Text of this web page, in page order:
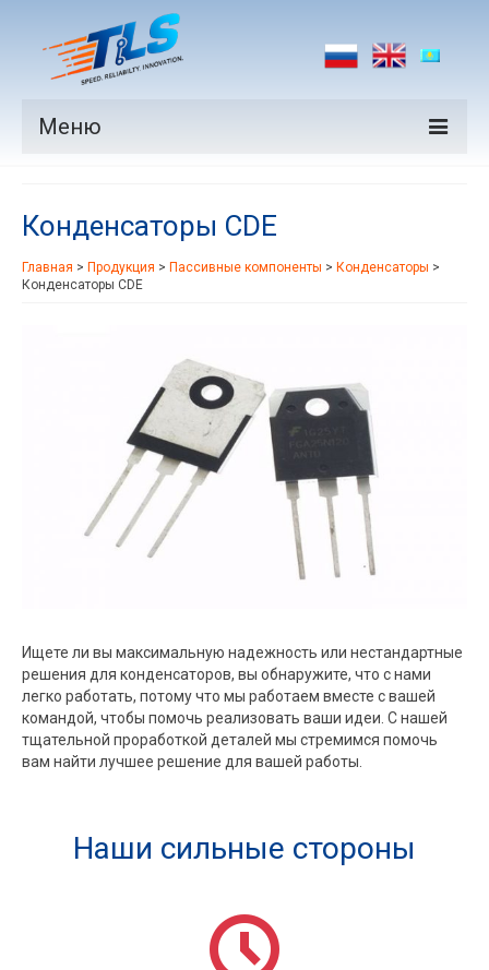
Меню
Производители
Рынки
Конденсаторы CDE
Главная > Продукция > Пассивные компоненты > Конденсаторы >
Конденсаторы CDE
Ищете ли вы максимальную надежность или нестандартные
решения для конденсаторов, вы обнаружите, что с нами
легко работать, потому что мы работаем вместе с вашей
командой, чтобы помочь реализовать ваши идеи. С нашей
тщательной проработкой деталей мы стремимся помочь
вам найти лучшее решение для вашей работы.
Наши сильные стороны